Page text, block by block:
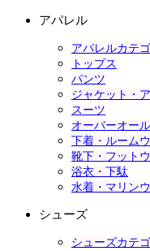
アパレル
アパレルカテ
トップス
パンツ
ジャケット・
スーツ
オーバーオー
下着・ルーム
靴下・フット
浴衣・下駄
水着・マリン
シューズ
シューズカテ